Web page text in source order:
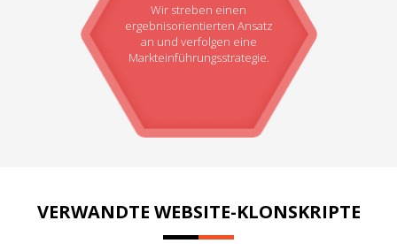
Wir streben einen
ergebnisorientierten Ansatz
an und verfolgen eine
Markteinführungsstrategie.
VERWANDTE WEBSITE-KLONSKRIPTE